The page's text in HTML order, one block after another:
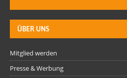
ÜBER UNS
Mitglied werden
Presse & Werbung